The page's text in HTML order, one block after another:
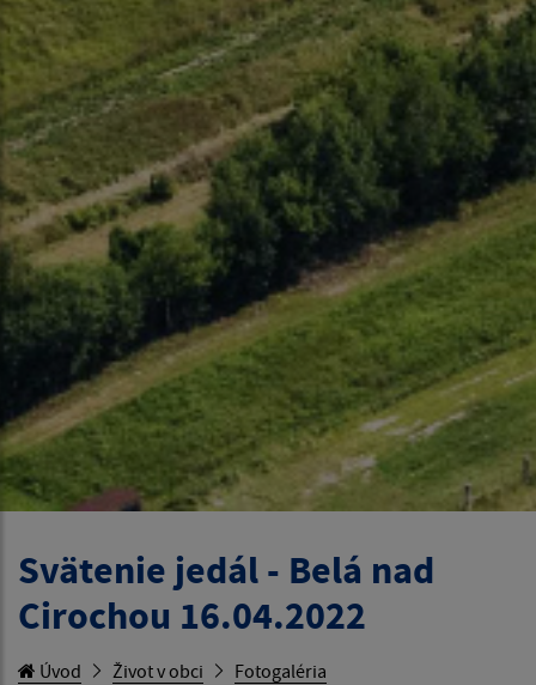
Svätenie jedál - Belá nad
Cirochou 16.04.2022
Úvod Život v obci Fotogaléria